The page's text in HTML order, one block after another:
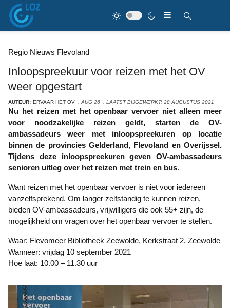
Regio Nieuws Flevoland
Inloopspreekuur voor reizen met het OV
weer opgestart
AUTEUR: ERVAAR HET OV AUG 26 LAATST BIJGEWERKT: 28 AUGUSTUS 2021
Nu het reizen met het openbaar vervoer niet alleen meer
voor noodzakelijke reizen geldt, starten de OV-
ambassadeurs weer met inloopspreekuren op locatie
binnen de provincies Gelderland, Flevoland en Overijssel.
Tijdens deze inloopspreekuren geven OV-ambassadeurs
senioren uitleg over het reizen met trein en bus.
Want reizen met het openbaar vervoer is niet voor iedereen
vanzelfsprekend. Om langer zelfstandig te kunnen reizen,
bieden OV-ambassadeurs, vrijwilligers die ook 55+ zijn, de
mogelijkheid om vragen over het openbaar vervoer te stellen.
Waar: Flevomeer Bibliotheek Zeewolde, Kerkstraat 2, Zeewolde
Wanneer: vrijdag 10 september 2021
Hoe laat: 10.00 – 11.30 uur